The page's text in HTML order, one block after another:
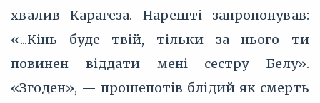
хвалив Карагеза. Нарешті запропонував:
«...Кінь буде твій, тільки за нього ти
повинен віддати мені сестру Белу».
«Згоден», — прошепотів блідий як смерть